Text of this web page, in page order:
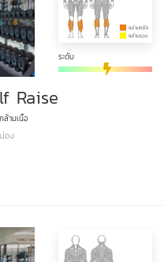
ระดับ
Raise
กล้ามเนื้อ
น่อง